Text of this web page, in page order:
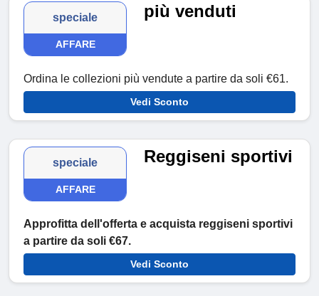
speciale
AFFARE
più venduti
Ordina le collezioni più vendute a partire da soli €61.
Vedi Sconto
speciale
AFFARE
Reggiseni sportivi
Approfitta dell'offerta e acquista reggiseni sportivi
a partire da soli €67.
Vedi Sconto